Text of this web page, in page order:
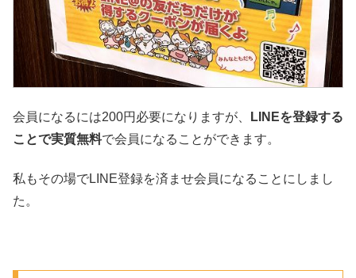
会員になるには200円必要になりますが、
LINEを登録する
ことで実質無料で会員になることができます。
私もその場でLINE登録を済ませ会員になることにしまし
た。